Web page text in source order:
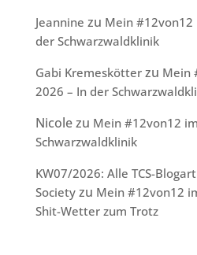
Jeannine zu Mein #12von12
der Schwarzwaldklinik
Gabi Kremeskötterzu Mein
2026 – In der
Nicolezu Mein #12von12
Schwarzwaldklinik
KW07/2026: Alle TCS-
Societyzu Mein #12von12
Shit-Wetter zum Trotz